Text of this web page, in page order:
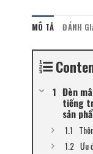
MÔ TẢ ĐÁNH
Đèn
tiếng
sản
Ưu